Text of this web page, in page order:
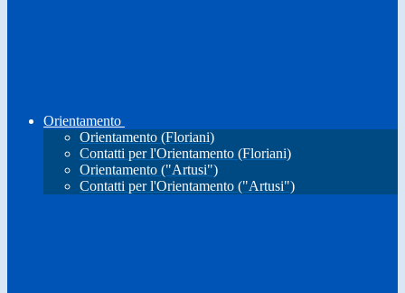
Orientamento
Orientamento (Floriani)
Contatti per l'Orientamento (Floriani)
Orientamento ("Artusi")
Contatti per l'Orientamento ("Artusi")